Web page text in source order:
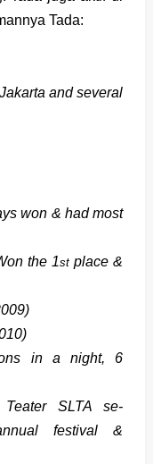
Tada:
and several
won & had most
the 1st place &
in a night, 6
SLTA se-
festival &